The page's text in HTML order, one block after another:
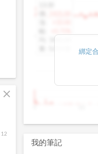
close
12
綁定
我的筆記